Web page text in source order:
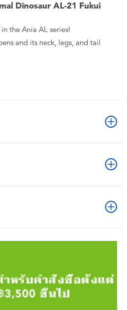
Dinosaur AL-21 Fukui
the Ania AL series!
and its neck, legs, and tail